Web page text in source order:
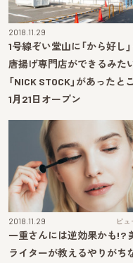
2018.11.29
1号線ぞい堂山に「から好し
唐揚げ専門店ができるみたい
「NICK STOCK」があったと
1月21日オープン
2018.11.29 ビュ
一重さんには逆効果かも!?
ライターが教えるやりがち